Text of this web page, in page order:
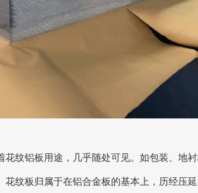
铝板用途，几乎随处可见。如包装、地
纹板归属于在铝合金板的基本上，历经压